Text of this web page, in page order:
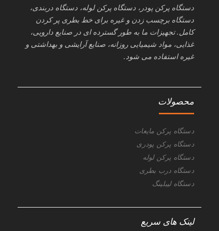
دستگاه پرکن پودر، دستگاه پرکن لوله، دستگاه دربندی،
دستگاه برچسب زدن و غیره برای خط بطری پر کردن
کامل. تجهیزات ما به طور گسترده ای در صنایع دارویی،
غذایی، مواد شیمیایی روزانه، صنایع آرایشی و بهداشتی و
غیره استفاده می شود.
محصولات
دستگاه پرکن مایعات
دستگاه پرکن پودری
دستگاه پرکن لوله
دستگاه درب بطری
دستگاه لیبلینگ
لینک های سریع